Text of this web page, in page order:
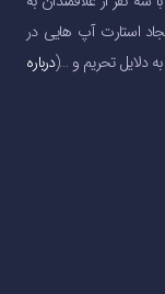
استارت آپ هایی در
دلایل تحریم و …(درباره